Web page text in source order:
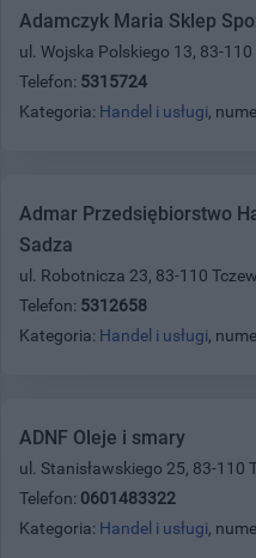
Adamczyk Maria Sklep
ul. Wojska Polskiego 13, 83-110
Telefon: 5315724
Kategoria: Handel i usługi,
Admar Przedsiębiorstwo
Sadza
ul. Robotnicza 23, 83-110 Tczew
Telefon: 5312658
Kategoria: Handel i usługi,
ADNF Oleje i smary
ul. Stanisławskiego 25, 83-110
Telefon: 0601483322
Kategoria: Handel i usługi,